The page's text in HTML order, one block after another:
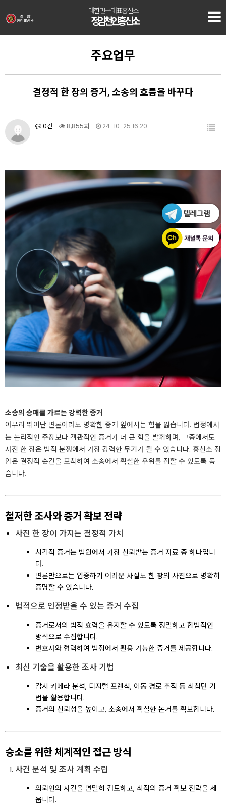
대한민국대표흥신소
정암 천안흥신소
주요업무
결정적 한 장의 증거, 소송의 흐름을 바꾸다
0건 8,855회 24-10-25 16:20
소송의 승패를 가르는 강력한 증거
아무리 뛰어난 변론이라도 명확한 증거 앞에서는 힘을 잃습니다. 법정에서
는 논리적인 주장보다 객관적인 증거가 더 큰 힘을 발휘하며, 그중에서도
사진 한 장은 법적 분쟁에서 가장 강력한 무기가 될 수 있습니다. 흥신소 정
암은 결정적 순간을 포착하여 소송에서 확실한 우위를 점할 수 있도록 돕
습니다.
철저한 조사와 증거 확보 전략
사진 한 장이 가지는 결정적 가치
시각적 증거는 법원에서 가장 신뢰받는 증거 자료 중 하나입니
다.
변론만으로는 입증하기 어려운 사실도 한 장의 사진으로 명확히
증명할 수 있습니다.
법적으로 인정받을 수 있는 증거 수집
증거로서의 법적 효력을 유지할 수 있도록 정밀하고 합법적인
방식으로 수집합니다.
변호사와 협력하여 법정에서 활용 가능한 증거를 제공합니다.
최신 기술을 활용한 조사 기법
감시 카메라 분석, 디지털 포렌식, 이동 경로 추적 등 최첨단 기
법을 활용합니다.
증거의 신뢰성을 높이고, 소송에서 확실한 논거를 확보합니다.
승소를 위한 체계적인 접근 방식
사건 분석 및 조사 계획 수립
의뢰인의 사건을 면밀히 검토하고, 최적의 증거 확보 전략을 세
웁니다.